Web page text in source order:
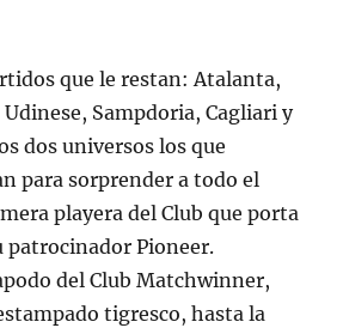
que le restan: Atalanta,
Sampdoria, Cagliari y
dos universos los que
para sorprender a todo el
playera del Club que porta
patrocinador Pioneer.
del Club Matchwinner,
tigresco, hasta la